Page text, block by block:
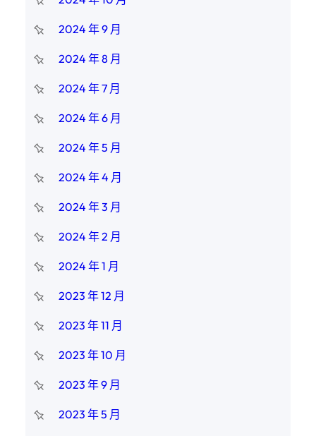
2024 年 9 月
2024 年 8 月
2024 年 7 月
2024 年 6 月
2024 年 5 月
2024 年 4 月
2024 年 3 月
2024 年 2 月
2024 年 1 月
2023 年 12 月
2023 年 11 月
2023 年 10 月
2023 年 9 月
2023 年 5 月